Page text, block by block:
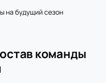
на будущий сезон
команды